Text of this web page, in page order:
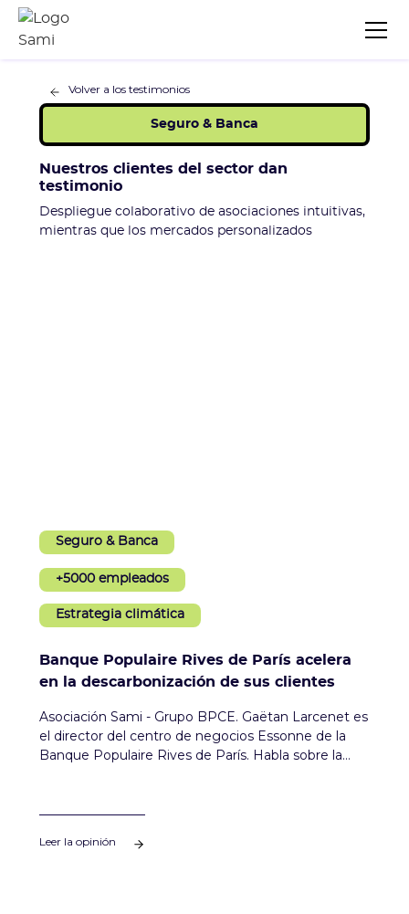
Volver a los testimonios
Seguro & Banca
Nuestros clientes del sector dan
testimonio
Despliegue colaborativo de asociaciones intuitivas,
mientras que los mercados personalizados
Seguro & Banca
+5000 empleados
Estrategia climática
Banque Populaire Rives de París acelera
en la descarbonización de sus clientes
Asociación Sami - Grupo BPCE. Gaëtan Larcenet es
el director del centro de negocios Essonne de la
Banque Populaire Rives de París. Habla sobre la
sobre el despliegue de la asociación con Sami para
Leer la opinión